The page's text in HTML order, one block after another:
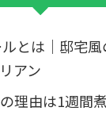
とは｜邸宅
アン
理由は1週間